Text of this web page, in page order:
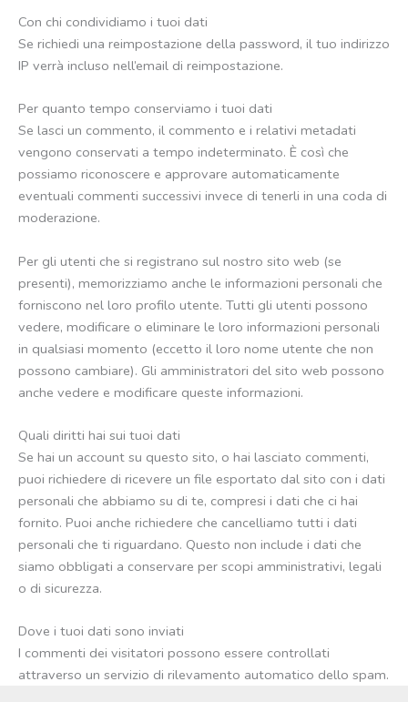
Con chi condividiamo i tuoi dati
Se richiedi una reimpostazione della password, il tuo indirizzo
IP verrà incluso nell’email di reimpostazione.
Per quanto tempo conserviamo i tuoi dati
Se lasci un commento, il commento e i relativi metadati
vengono conservati a tempo indeterminato. È così che
possiamo riconoscere e approvare automaticamente
eventuali commenti successivi invece di tenerli in una coda di
moderazione.
Per gli utenti che si registrano sul nostro sito web (se
presenti), memorizziamo anche le informazioni personali che
forniscono nel loro profilo utente. Tutti gli utenti possono
vedere, modificare o eliminare le loro informazioni personali
in qualsiasi momento (eccetto il loro nome utente che non
possono cambiare). Gli amministratori del sito web possono
anche vedere e modificare queste informazioni.
Quali diritti hai sui tuoi dati
Se hai un account su questo sito, o hai lasciato commenti,
puoi richiedere di ricevere un file esportato dal sito con i dati
personali che abbiamo su di te, compresi i dati che ci hai
fornito. Puoi anche richiedere che cancelliamo tutti i dati
personali che ti riguardano. Questo non include i dati che
siamo obbligati a conservare per scopi amministrativi, legali
o di sicurezza.
Dove i tuoi dati sono inviati
I commenti dei visitatori possono essere controllati
attraverso un servizio di rilevamento automatico dello spam.